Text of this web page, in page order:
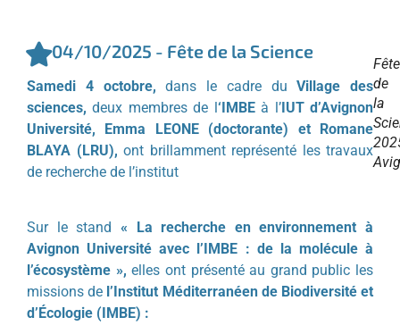
04/10/2025 - Fête de la Science
Samedi 4 octobre,dans le cadre duVillage des
sciences, deux membres de l‘IMBEà l’IUT d’Avignon
Université, Emma LEONE (doctorante) et Romane
BLAYA (LRU), ont brillamment représenté les travaux
de recherche de l’institut
Sur le stand « La recherche en environnement à
Avignon Université avec l’IMBE : de la molécule à
l’écosystème », elles ont présenté au grand public les
missions de l’Institut Méditerranéen de Biodiversité et
d’Écologie (IMBE) :
Fête
de
la